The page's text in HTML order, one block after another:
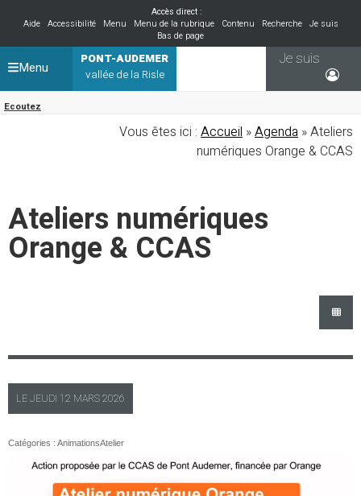
Accès direct :
Aide
Accessibilité Menu Menu de la rubrique Contenu Recherche
Je suis
Bas de page
PONT-AUDEMER
vallée de la Risle
Ecoutez
Je suis
Menu
Vous êtes ici : Accueil »Agenda » Ateliers
numériques Orange & CCAS
Ateliers numériques
Orange & CCAS
LEJEUDI 12 MARS 2026
Catégories : AnimationsAtelier